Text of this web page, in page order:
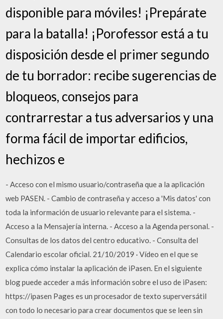
disponible para móviles! ¡Prepárate
para la batalla! ¡Porofessor está a tu
disposición desde el primer segundo
de tu borrador: recibe sugerencias de
bloqueos, consejos para
contrarrestar a tus adversarios y una
forma fácil de importar edificios,
hechizos e
- Acceso con el mismo usuario/contraseña que a la aplicación
web PASEN. - Cambio de contraseña y acceso a 'Mis datos' con
toda la información de usuario relevante para el sistema. -
Acceso a la Mensajería interna. - Acceso a la Agenda personal. -
Consultas de los datos del centro educativo. - Consulta del
Calendario escolar oficial. 21/10/2019 · Vídeo en el que se
explica cómo instalar la aplicación de iPasen. En el siguiente
blog puede acceder a más información sobre el uso de iPasen:
https://ipasen Pages es un procesador de texto superversátil
con todo lo necesario para crear documentos que se leen sin